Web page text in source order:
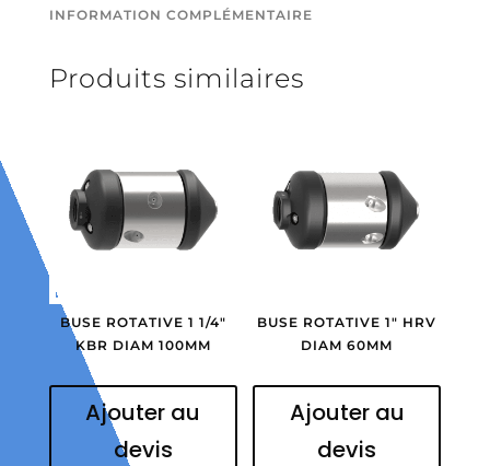
INFORMATION COMPLÉMENTAIRE
Produits similaires
BUSE ROTATIVE 1 1/4″
KBR DIAM 100MM
Ajouter au
devis
BUSE ROTATIVE 1″ HRV
DIAM 60MM
Ajouter au
devis